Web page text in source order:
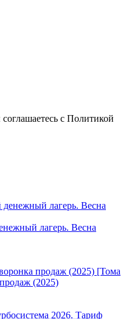
с Политикой
лагерь. Весна
[Тома
(2025)